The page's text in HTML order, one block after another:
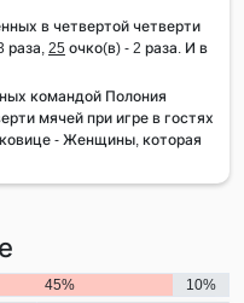
в четвертой четверти
раза, 25 очко(в) - 2 раза. И в
командой Полония
мячей при игре в гостях
- Женщины, которая
45% 10%